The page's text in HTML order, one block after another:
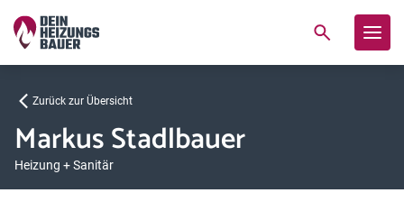
Zurück zur Übersicht
Markus Stadlbauer
Heizung + Sanitär